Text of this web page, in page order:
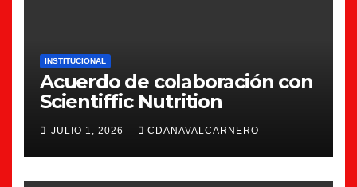
INSTITUCIONAL
Acuerdo de colaboración con
Scientiffic Nutrition
JULIO 1, 2026 CDANAVALCARNERO